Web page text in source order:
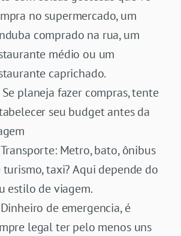
no supermercado, um
comprado na rua, um
médio ou um
caprichado.
Se planeja fazer compras, tente
seu budget antes da
Metro, bato, ônibus
turismo, taxi? Aqui depende do
estilo de viagem.
de emergencia, é
legal ter pelo menos uns